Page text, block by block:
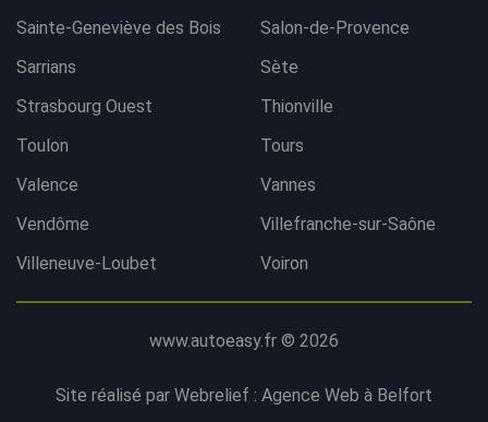
Contacter l'agence
Sainte-Geneviève des Bois
Salon-de-Provence
Sarrians
Sète
Strasbourg Ouest
Thionville
Toulon
Tours
Valence
Vannes
Vendôme
Villefranche-sur-Saône
Villeneuve-Loubet
Voiron
www.autoeasy.fr © 2026
Site réalisé par Webrelief : Agence Web à Belfort